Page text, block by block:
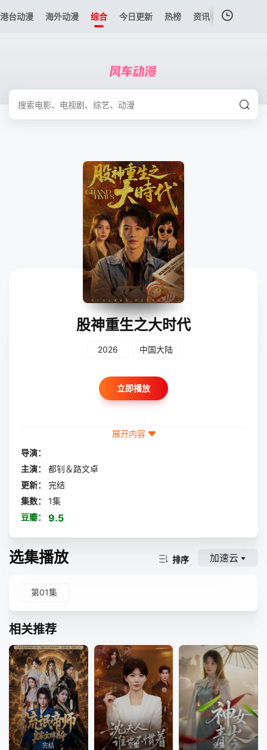
港台动漫 海外动漫 综合 今日更新 热榜 资讯
股神重生之大时代
2026 中国大陆
立即播放
展开内容
导演：
主演：
都钊＆路文卓
更新：
完结
集数：
1集
豆瓣：
9.5
选集播放 排序 加速云
第01集
相关推荐
完结 全集 全集